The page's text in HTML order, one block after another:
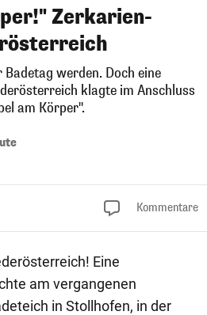
Zerkarien-
werden. Doch eine
klagte im Anschluss
am Körper".
Kommentare
Eine
am vergangenen
in Stollhofen, in der